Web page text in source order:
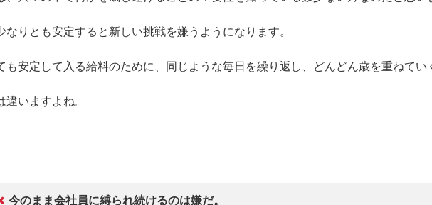
なりとも安定すると新しい挑戦を嫌うようになります。
も安定して入る給料のために、同じような毎日を繰り返し、どんどん歳を重ねてい
いますよね。
今のまま会社員に縛られ続けるのは嫌だ。